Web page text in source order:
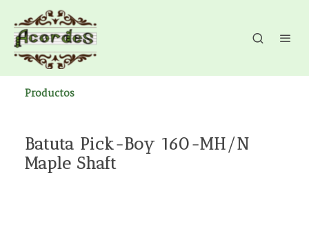
Productos
Batuta Pick-Boy 160-MH/N
Maple Shaft